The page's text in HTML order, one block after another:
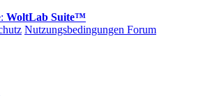
WoltLab Suite™
Nutzungsbedingungen Forum